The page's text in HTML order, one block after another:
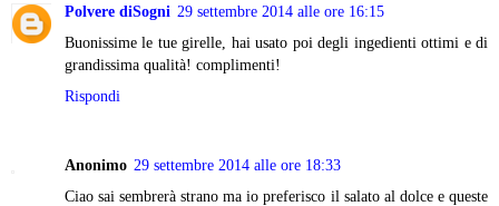
Polvere diSogni 29 settembre 2014 alle ore 16:15
Buonissime le tue girelle, hai usato poi degli ingedienti ottimi e di
grandissima qualità! complimenti!
Rispondi
Anonimo 29 settembre 2014 alle ore 18:33
Ciao sai sembrerà strano ma io preferisco il salato al dolce e queste